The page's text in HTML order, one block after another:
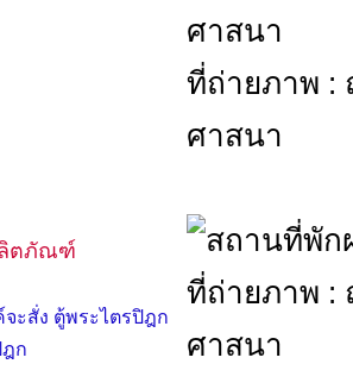
ลิตภัณฑ์
ะสั่ง ตู้พระไตรปิฎก
ก
ที่ถ่ายภาพ :
ศาสนา
ที่ถ่ายภาพ :
ศาสนา